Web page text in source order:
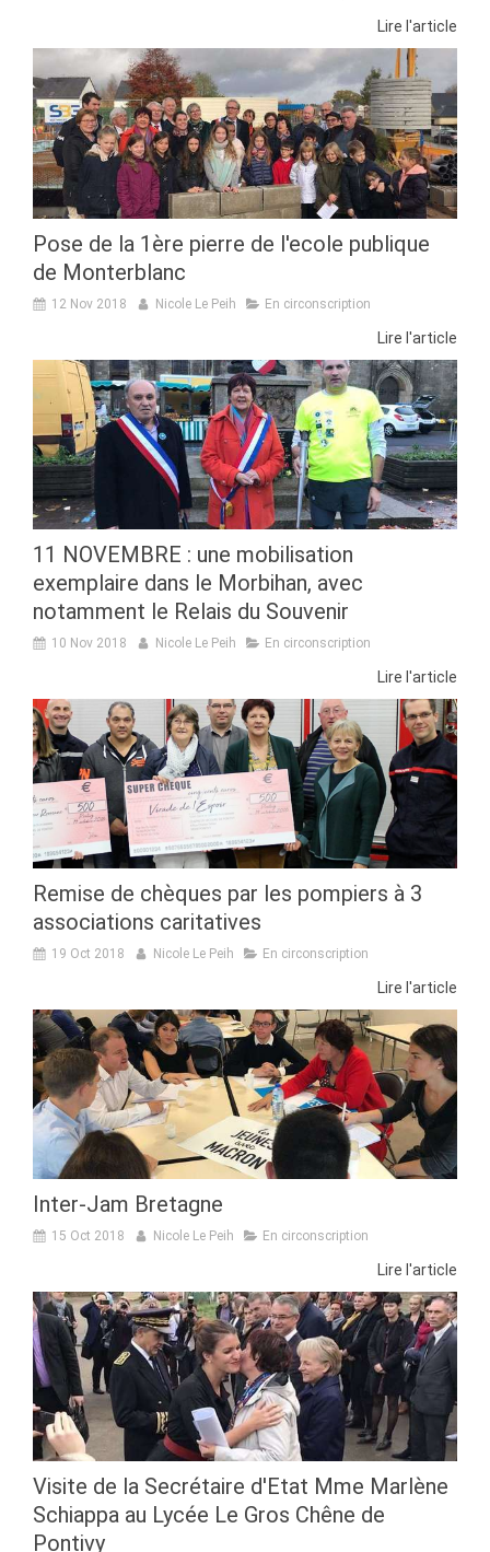
Lire l'article
Pose de la 1ère pierre de l'ecole publique
de Monterblanc
12 Nov 2018 Nicole Le Peih En circonscription
Lire l'article
11 NOVEMBRE : une mobilisation
exemplaire dans le Morbihan, avec
notamment le Relais du Souvenir
10 Nov 2018 Nicole Le Peih En circonscription
Lire l'article
Remise de chèques par les pompiers à 3
associations caritatives
19 Oct 2018 Nicole Le Peih En circonscription
Lire l'article
Inter-Jam Bretagne
15 Oct 2018 Nicole Le Peih En circonscription
Lire l'article
Visite de la Secrétaire d'Etat Mme Marlène
Schiappa au Lycée Le Gros Chêne de
Pontivy